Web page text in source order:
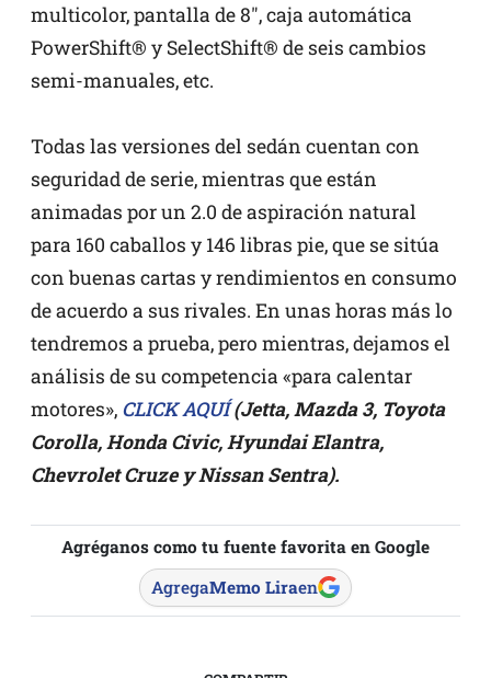
multicolor, pantalla de 8″, caja automática
PowerShift® y SelectShift® de seis cambios
semi-manuales, etc.
Todas las versiones del sedán cuentan con
seguridad de serie, mientras que están
animadas por un 2.0 de aspiración natural
para 160 caballos y 146 libras pie, que se sitúa
con buenas cartas y rendimientos en consumo
de acuerdo a sus rivales. En unas horas más lo
tendremos a prueba, pero mientras, dejamos el
análisis de su competencia «para calentar
motores», CLICK AQUÍ(Jetta, Mazda 3, Toyota
Corolla, Honda Civic, Hyundai Elantra,
Chevrolet Cruze y Nissan Sentra).
Agréganos como tu fuente favorita en Google
AgregaMemo Liraen